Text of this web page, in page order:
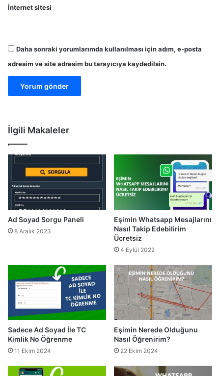
İnternet sitesi
Daha sonraki yorumlarımda kullanılması için adım, e-posta
adresim ve site adresim bu tarayıcıya kaydedilsin.
İlgili Makaleler
Ad Soyad Sorgu Paneli
8 Aralık 2023
Eşimin Whatsapp Mesajlarını
Nasıl Takip Edebilirim
Ücretsiz
4 Eylül 2022
Sadece Ad Soyad İle TC
Kimlik No Öğrenme
11 Ekim 2024
Eşimin Nerede Olduğunu
Nasıl Öğrenirim?
22 Ekim 2024